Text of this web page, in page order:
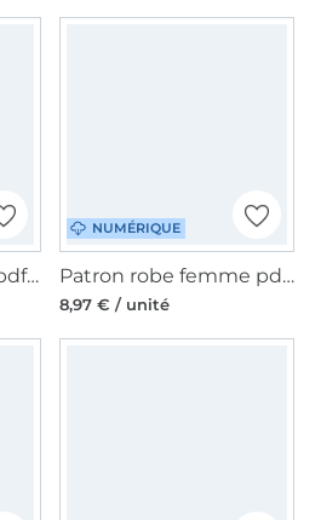
Patron sac basique pdf Resa CreaResa, en allemand
NUMÉRIQUE
Patron robe femme pdf Studio Schnittreif Mme Enna, en français
8,97 € / unité